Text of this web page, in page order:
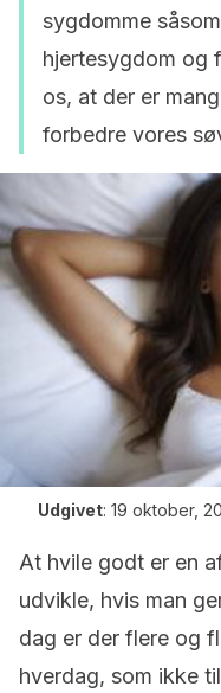
sygdomme
hjertesygdom og
os, at der er
forbedre vores
Udgivet: 19 oktober,
At hvile godt er en
udvikle, hvis man
dag er der flere og
hverdag, som ikke